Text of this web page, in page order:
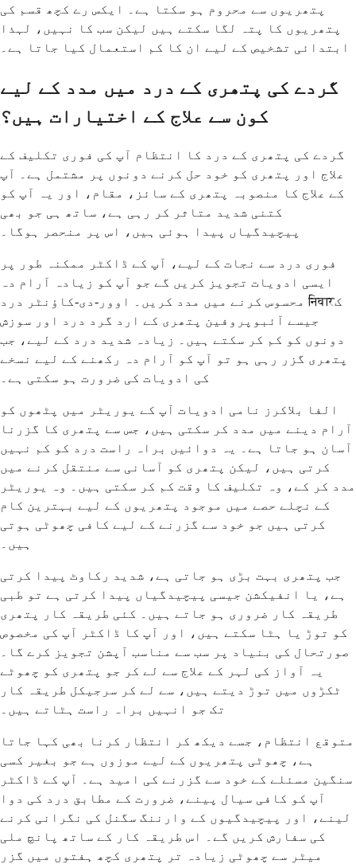
پتھریوں سے محروم ہو سکتا ہے۔ ایکس رے کچھ قسم کی
پتھریوں کا پتہ لگا سکتے ہیں لیکن سب کا نہیں، لہذا
ابتدائی تشخیص کے لیے ان کا کم استعمال کیا جاتا ہے۔
گردے کی پتھری کے درد میں مدد کے لیے
کون سے علاج کے اختیارات ہیں؟
گردے کی پتھری کے درد کا انتظام آپ کی فوری تکلیف کے
علاج اور پتھری کو خود حل کرنے دونوں پر مشتمل ہے۔ آپ
کے علاج کا منصوبہ پتھری کے سائز، مقام، اور یہ آپ کو
کتنی شدید متاثر کر رہی ہے، ساتھ ہی جو بھی
پیچیدگیاں پیدا ہوئی ہیں، اس پر منحصر ہوگا۔
فوری درد سے نجات کے لیے، آپ کے ڈاکٹر ممکنہ طور پر
ایسی ادویات تجویز کریں گے جو آپ کو زیادہ آرام دہ
محسوس کرنے میں مدد کریں۔ اوور-دی-کاؤنٹر درد निवारک
جیسے آئبوپروفین پتھری کے ارد گرد درد اور سوزش
دونوں کو کم کر سکتے ہیں۔ زیادہ شدید درد کے لیے، جب
پتھری گزر رہی ہو تو آپ کو آرام دہ رکھنے کے لیے نسخے
کی ادویات کی ضرورت ہو سکتی ہے۔
الفا بلاکرز نامی ادویات آپ کے یوریٹر میں پٹھوں کو
آرام دینے میں مدد کر سکتی ہیں، جس سے پتھری کا گزرنا
آسان ہو جاتا ہے۔ یہ دوائیں براہ راست درد کو کم نہیں
کرتی ہیں، لیکن پتھری کو آسانی سے منتقل کرنے میں
مدد کر کے، وہ تکلیف کا وقت کم کر سکتی ہیں۔ وہ یوریٹر
کے نچلے حصے میں موجود پتھریوں کے لیے بہترین کام
کرتی ہیں جو خود سے گزرنے کے لیے کافی چھوٹی ہوتی
ہیں۔
جب پتھری بہت بڑی ہو جاتی ہے، شدید رکاوٹ پیدا کرتی
ہے، یا انفیکشن جیسی پیچیدگیاں پیدا کرتی ہے تو طبی
طریقہ کار ضروری ہو جاتے ہیں۔ کئی طریقہ کار پتھری
کو توڑ یا ہٹا سکتے ہیں، اور آپ کا ڈاکٹر آپ کی مخصوص
صورتحال کی بنیاد پر سب سے مناسب آپشن تجویز کرے گا۔
یہ آواز کی لہر کے علاج سے لے کر جو پتھری کو چھوٹے
ٹکڑوں میں توڑ دیتے ہیں، سے لے کر سرجیکل طریقہ کار
تک جو انہیں براہ راست ہٹاتے ہیں۔
متوقع انتظام، جسے دیکھ کر انتظار کرنا بھی کہا جاتا
ہے، چھوٹی پتھریوں کے لیے موزوں ہے جو بغیر کسی
سنگین مسئلے کے خود سے گزرنے کی امید ہے۔ آپ کے ڈاکٹر
آپ کو کافی سیال پینے، ضرورت کے مطابق درد کی دوا
لینے، اور پیچیدگیوں کے وارننگ سگنل کی نگرانی کرنے
کی سفارش کریں گے۔ اس طریقہ کار کے ساتھ پانچ ملی
میٹر سے چھوٹی زیادہ تر پتھری کچھ ہفتوں میں گزر